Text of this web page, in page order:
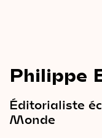
Philippe
Éditorialiste
Monde